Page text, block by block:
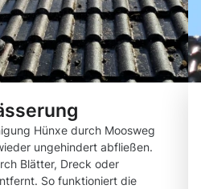
Hünxe durch Moosweg
ungehindert abfließen.
Blätter, Dreck oder
So funktioniert die